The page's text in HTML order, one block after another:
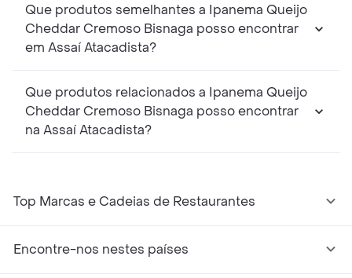
Que produtos semelhantes a Ipanema Queijo
Cheddar Cremoso Bisnaga posso encontrar
em Assaí Atacadista?
Que produtos relacionados a Ipanema Queijo
Cheddar Cremoso Bisnaga posso encontrar
na Assaí Atacadista?
Top Marcas e Cadeias de Restaurantes
Encontre-nos nestes países